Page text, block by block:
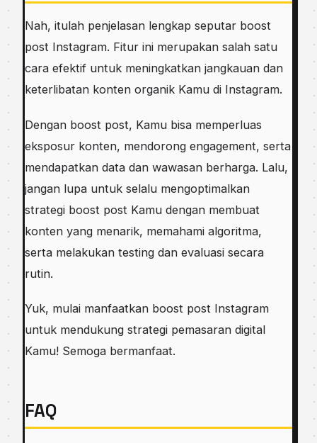
Nah, itulah penjelasan lengkap seputar boost
post Instagram. Fitur ini merupakan salah satu
cara efektif untuk meningkatkan jangkauan dan
keterlibatan konten organik Kamu di Instagram.
Dengan boost post, Kamu bisa memperluas
eksposur konten, mendorong engagement, serta
mendapatkan data dan wawasan berharga. Lalu,
jangan lupa untuk selalu mengoptimalkan
strategi boost post Kamu dengan membuat
konten yang menarik, memahami algoritma,
serta melakukan testing dan evaluasi secara
rutin.
Yuk, mulai manfaatkan boost post Instagram
untuk mendukung strategi pemasaran digital
Kamu! Semoga bermanfaat.
FAQ